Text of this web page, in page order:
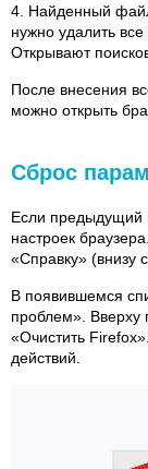
4. Найденный
нужно удалить
Открывают
После внесения
можно открыть
Сброс
Если предыдущий
настроек
«Справку» (внизу
В появившемся
проблем». Вверху
«Очистить
действий.